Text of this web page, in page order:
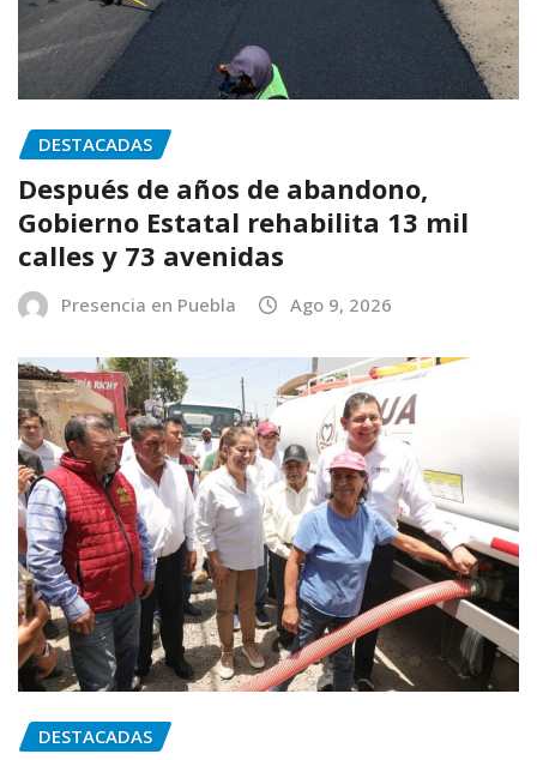
DESTACADAS
Después de años de abandono,
Gobierno Estatal rehabilita 13 mil
calles y 73 avenidas
Presencia en Puebla Ago 9, 2026
DESTACADAS